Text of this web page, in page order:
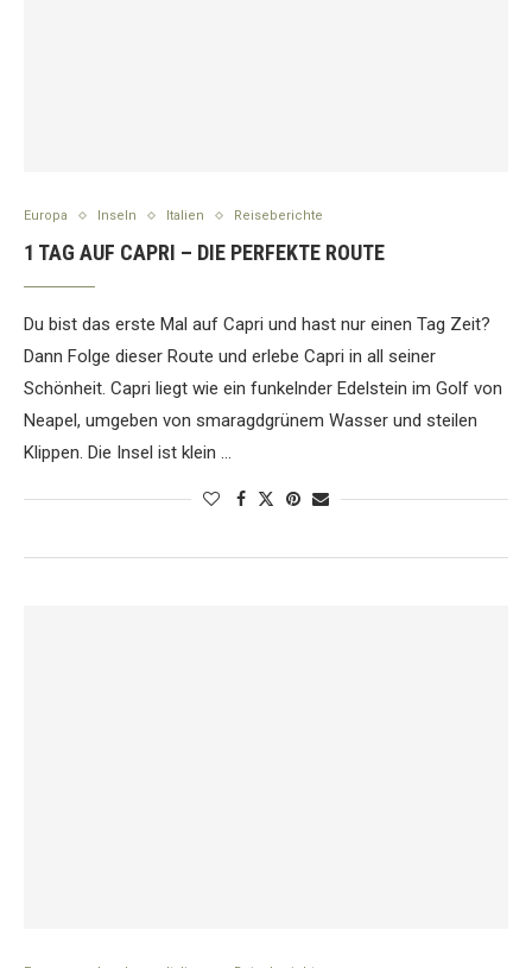
Europa Inseln Italien Reiseberichte
1 TAG AUF CAPRI – DIE PERFEKTE ROUTE
Du bist das erste Mal auf Capri und hast nur einen Tag Zeit?
Dann Folge dieser Route und erlebe Capri in all seiner
Schönheit. Capri liegt wie ein funkelnder Edelstein im Golf von
Neapel, umgeben von smaragdgrünem Wasser und steilen
Klippen. Die Insel ist klein …